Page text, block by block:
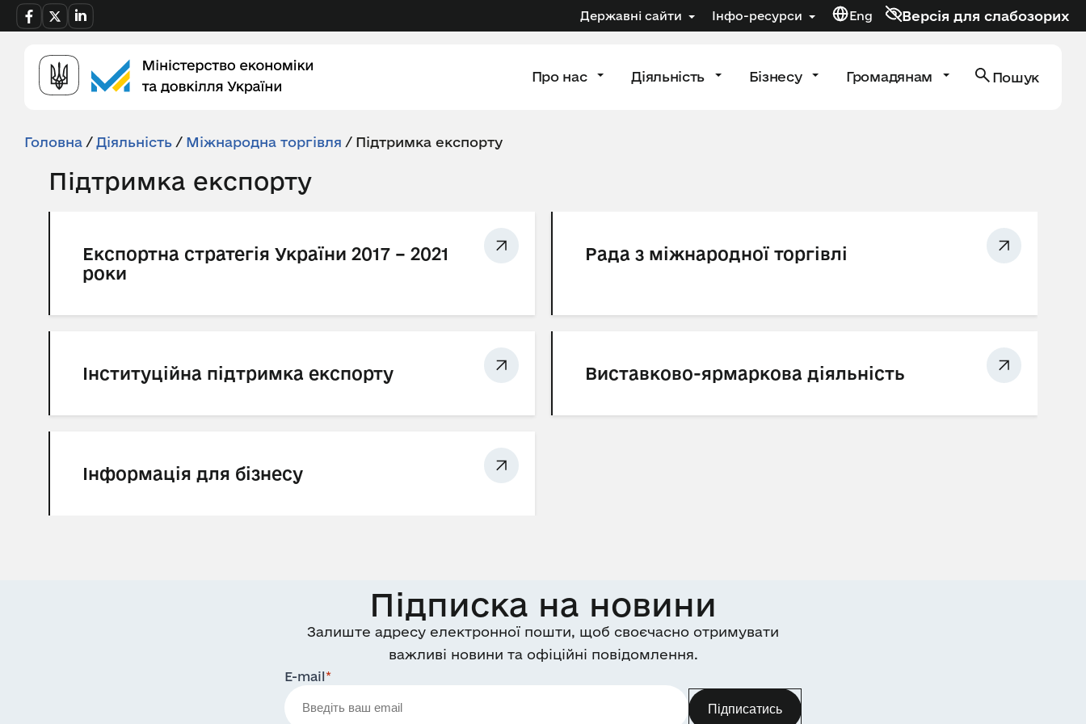
Державні сайти Інфо-ресурси Eng Версія для слабозорих
Про нас Діяльність Бізнесу Громадянам Пошук
Головна / Діяльність / Міжнародна торгівля / Підтримка експорту
Підтримка експорту
Експортна стратегія України 2017 – 2021
роки
Рада з міжнародної торгівлі
Інституційна підтримка експорту Виставково-ярмаркова діяльність
Інформація для бізнесу
Підписка на новини
Залиште адресу електронної пошти, щоб своєчасно отримувати
важливі новини та офіційні повідомлення.
E-mail*
Підписатись